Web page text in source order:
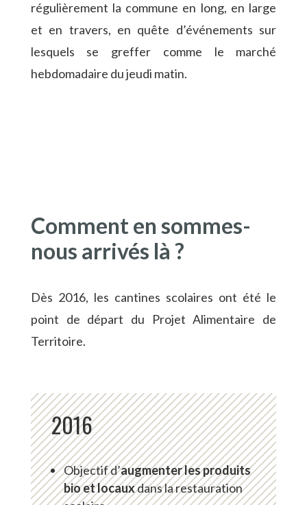
régulièrement la commune en long, en large
et en travers, en quête d’événements sur
lesquels se greffer comme le marché
hebdomadaire du jeudi matin.
Comment en sommes-
nous arrivés là ?
Dès 2016, les cantines scolaires ont été le
point de départ du Projet Alimentaire de
Territoire.
2016
Objectif d’augmenter les produits
bio et locauxdans la restauration